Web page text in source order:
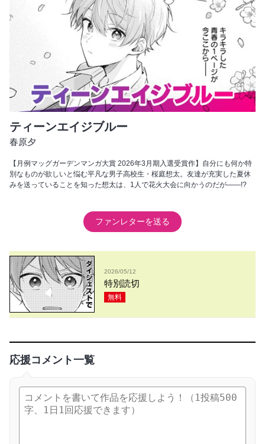
ティーンエイジブルー
春原夕
【月例マッグガーデンマンガ大賞 2026年3月期入選受賞作】自分にも何か特
別なものが欲しいと悩む平凡な男子高校生・桜庭想太。友達が充実した夏休
みを送っていることを知った想太は、1人で花火大会に向かうのだが――!?
ファンレターを送る
2026/05/12
特別読切
無料
応援コメント一覧